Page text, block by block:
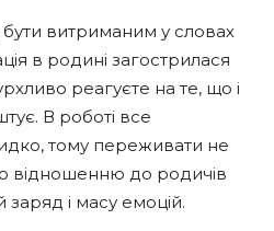
витриманим у словах
в родині загострилася
реагуєте на те, що і
В роботі все
тому переживати не
відношенню до родичів
заряд і масу емоцій.